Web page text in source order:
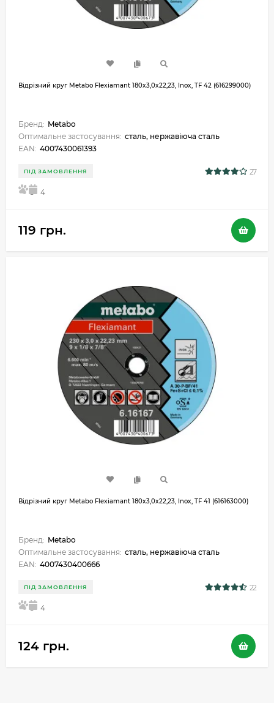
Відрізний круг Metabo Flexiamant 180x3,0x22,23, Inox, TF 42 (616299000)
Бренд: Metabo
Оптимальне застосування: сталь, нержавіюча сталь
EAN: 4007430061393
ПІД ЗАМОВЛЕННЯ 27
5 4
119 грн.
Відрізний круг Metabo Flexiamant 180x3,0x22,23, Inox, TF 41 (616163000)
Бренд: Metabo
Оптимальне застосування: сталь, нержавіюча сталь
EAN: 4007430400666
ПІД ЗАМОВЛЕННЯ 22
5 4
124 грн.